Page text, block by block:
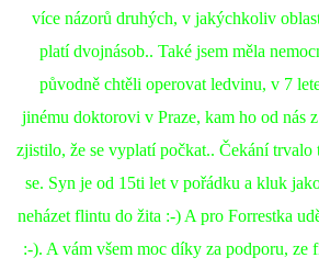
více názorů druhých, v jakýchkoliv
platí dvojnásob.. Také jsem měla
původně chtěli operovat ledvinu, v 7
jinému doktorovi v Praze, kam ho od nás
zjistilo, že se vyplatí počkat.. Čekání
se. Syn je od 15ti let v pořádku a kluk
neházet flintu do žita :-) A pro Forrestka
:-). A vám všem moc díky za podporu, ze